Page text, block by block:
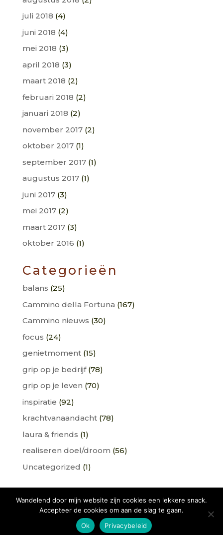
juli 2018 (4)
juni 2018 (4)
mei 2018 (3)
april 2018 (3)
maart 2018 (2)
februari 2018 (2)
januari 2018 (2)
november 2017(2)
oktober 2017(1)
september 2017(1)
augustus 2017(1)
juni 2017(3)
mei 2017(2)
maart 2017(3)
oktober 2016 (1)
Categorieën
balans (25)
Cammino della Fortuna (167)
Cammino nieuws (30)
focus (24)
genietmoment(15)
grip op je bedrijf(78)
grip op je leven (70)
inspiratie (92)
krachtvanaandacht(78)
laura & friends (1)
realiseren doel/droom (56)
Uncategorized (1)
Cammino della fortuna Verhalen
Wandelend door mijn website zijn cookies een lekkere snack.
Accepteer de cookies om aan de slag te gaan.
Ok
Privacybeleid